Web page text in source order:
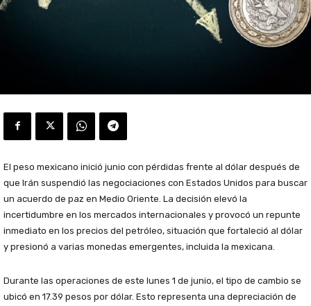
El peso mexicano inició junio con pérdidas frente al dólar después de
que Irán suspendió las negociaciones con Estados Unidos para buscar
un acuerdo de paz en Medio Oriente. La decisión elevó la
incertidumbre en los mercados internacionales y provocó un repunte
inmediato en los precios del petróleo, situación que fortaleció al dólar
y presionó a varias monedas emergentes, incluida la mexicana.
Durante las operaciones de este lunes 1 de junio, el tipo de cambio se
ubicó en 17.39 pesos por dólar. Esto representa una depreciación de